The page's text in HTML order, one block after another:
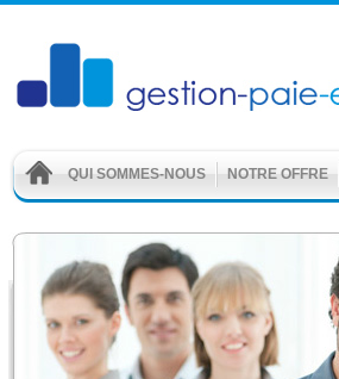
QUI SOMMES-NOUS NOTRE OFFRE